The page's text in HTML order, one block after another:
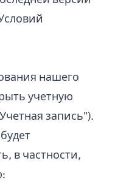
нашего
учетную
запись").
в частности,